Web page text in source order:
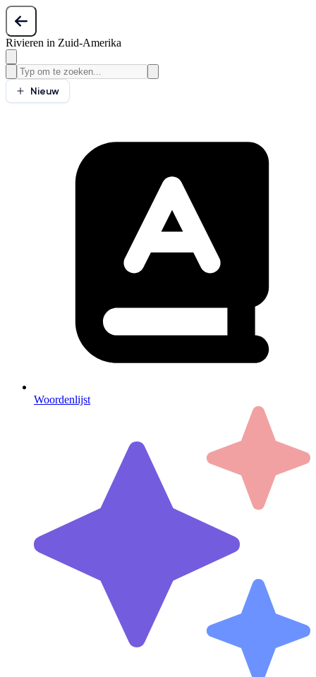
Rivieren in Zuid-Amerika
Nieuw
Woordenlijst